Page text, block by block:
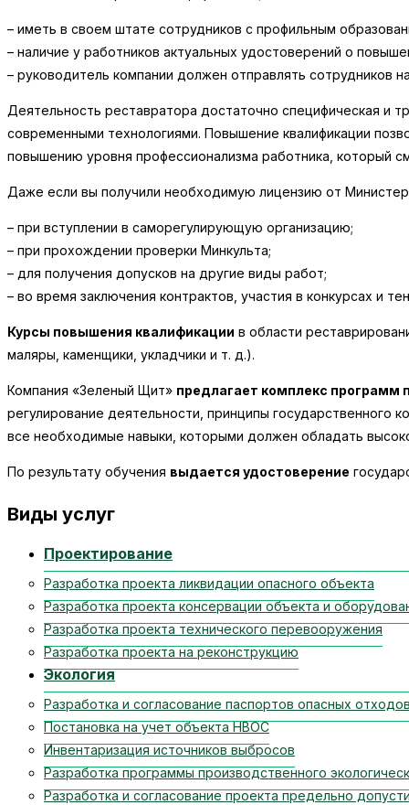
– иметь в своем штате сотрудников с профильным
– наличие у работников актуальных удостоверений о
– руководитель компании должен отправлять сотрудников
Деятельность реставратора достаточно специфическая и
современными технологиями. Повышение квалификации
повышению уровня профессионализма работника, который
Даже если вы получили необходимую лицензию от
– при вступлении в саморегулирующую организацию;
– при прохождении проверки Минкульта;
– для получения допусков на другие виды работ;
– во время заключения контрактов, участия в конкурсах и
Курсы повышения квалификации в области
маляры, каменщики, укладчики и т. д.).
Компания «Зеленый Щит» предлагает комплекс
регулирование деятельности, принципы
все необходимые навыки, которыми должен обладать
По результату обучения выдается удостоверение
Виды услуг
Проектирование
Разработка проекта ликвидации опасного объекта
Разработка проекта консервации объекта и
Разработка проекта технического перевооружения
Разработка проекта на реконструкцию
Экология
Разработка и согласование паспортов опасных
Постановка на учет объекта НВОС
Инвентаризация источников выбросов
Разработка программы производственного
Разработка и согласование проекта предельно